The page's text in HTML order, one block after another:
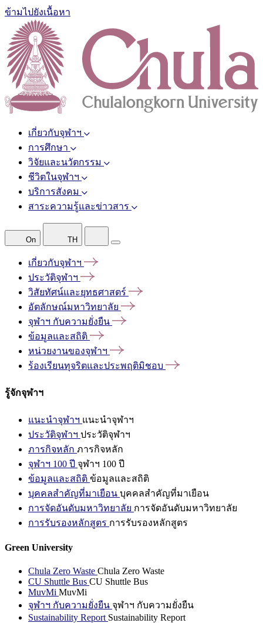
ข้ามไปยังเนื้อหา
เกี่ยวกับจุฬาฯ
การศึกษา
วิจัยและนวัตกรรม
ชีวิตในจุฬาฯ
บริการสังคม
สาระความรู้และข่าวสาร
On TH
เกี่ยวกับจุฬาฯ
ประวัติจุฬาฯ
วิสัยทัศน์และยุทธศาสตร์
อัตลักษณ์มหาวิทยาลัย
จุฬาฯ กับความยั่งยืน
ข้อมูลและสถิติ
หน่วยงานของจุฬาฯ
ร้องเรียนทุจริตและประพฤติมิชอบ
รู้จักจุฬาฯ
แนะนำจุฬาฯ แนะนำจุฬาฯ
ประวัติจุฬาฯ ประวัติจุฬาฯ
ภารกิจหลัก ภารกิจหลัก
จุฬาฯ 100 ปี จุฬาฯ 100 ปี
ข้อมูลและสถิติ ข้อมูลและสถิติ
บุคคลสำคัญที่มาเยือน บุคคลสำคัญที่มาเยือน
การจัดอันดับมหาวิทยาลัย การจัดอันดับมหาวิทยาลัย
การรับรองหลักสูตร การรับรองหลักสูตร
Green University
Chula Zero Waste Chula Zero Waste
CU Shuttle Bus CU Shuttle Bus
MuvMi MuvMi
จุฬาฯ กับความยั่งยืน จุฬาฯ กับความยั่งยืน
Sustainability Report Sustainability Report